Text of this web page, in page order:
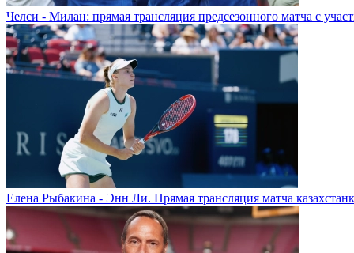
Челси - Милан: прямая трансляция предсезонного матча с
Елена Рыбакина - Энн Ли. Прямая трансляция матча